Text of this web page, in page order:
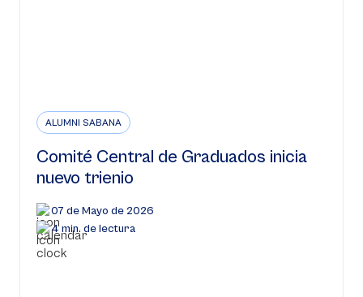
ALUMNI SABANA
Comité Central de Graduados inicia
nuevo trienio
07 de Mayo de 2026
4 min. de lectura